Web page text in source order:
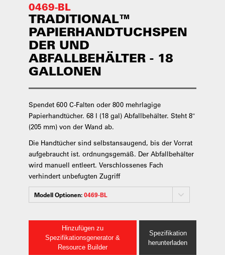
0469-BL
TRADITIONAL™
PAPIERHANDTUCHSPEN
DER UND
ABFALLBEHÄLTER - 18
GALLONEN
Spendet 600 C-Falten oder 800 mehrlagige
Papierhandtücher. 68 l (18 gal) Abfallbehälter. Steht 8″
(205 mm) von der Wand ab.
Die Handtücher sind selbstansaugend, bis der Vorrat
aufgebraucht ist. ordnungsgemäß. Der Abfallbehälter
wird manuell entleert. Verschlossenes Fach
verhindert unbefugten Zugriff
Modell Optionen:0469-BL
Hinzufügen zu
Spezifikationsgenerator &
Resource Builder
Spezifikation
herunterladen